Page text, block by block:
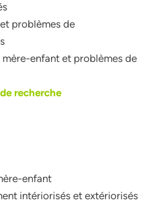
problèmes de
enfant et problèmes de
recherche
enfant
intériorisés et extériorisés